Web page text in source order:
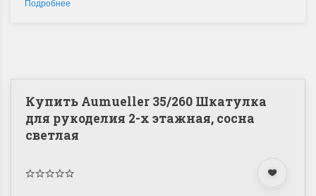
Подробнее
Купить Aumueller 35/260 Шкатулка
для рукоделия 2-х этажная, сосна
светлая